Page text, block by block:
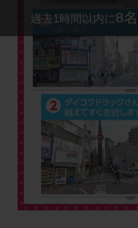
過去1時間以内に8名